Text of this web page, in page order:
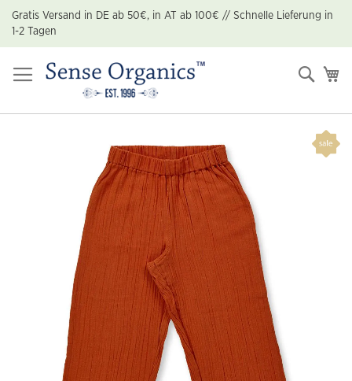
Zum
Inhalt
springen
Gratis Versand in DE ab 50€, in AT ab 100€ // Schnelle Lieferung in
1-2 Tagen
Suche